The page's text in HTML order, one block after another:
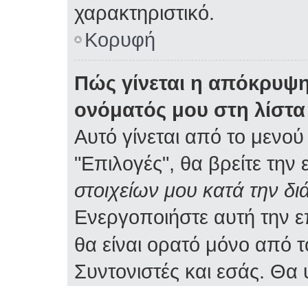
χαρακτηριστικό.
Κορυφή
Πώς γίνεται η
ονόματός μου στη
Αυτό γίνεται από το
"Επιλογές", θα βρείτε την
στοιχείων μου κατά την
Ενεργοποιήστε αυτή την
θα είναι ορατό μόνο από
Συντονιστές και εσάς.